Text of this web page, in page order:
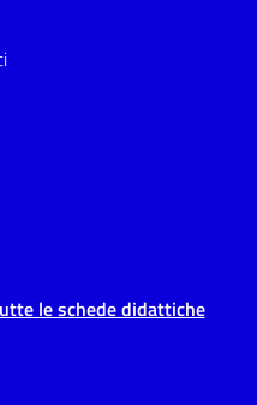
le schede didattiche